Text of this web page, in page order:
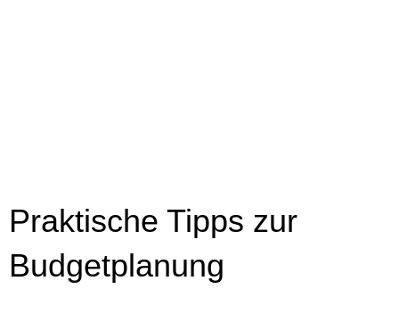
Praktische Tipps zur
Budgetplanung